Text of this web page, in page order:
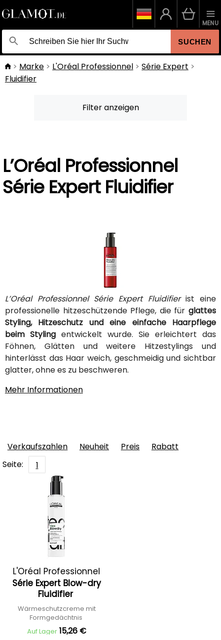
SUCHEN
MENU
Marke L'Oréal Professionnel
Série Expert
Fluidifier
Filter anzeigen
L’Oréal Professionnel
Série Expert Fluidifier
L’Oréal Professionnel Série Expert Fluidifierist eine
professionelle hitzeschützende Pflege, die für glattes
Styling, Hitzeschutz und eine einfache Haarpflege
beim Styling entwickelt wurde. Sie erleichtert das
Föhnen, Glätten und weitere Hitzestylings und
hinterlässt das Haar weich, geschmeidig und sichtbar
glatter, ohne es zu beschweren.
Mehr Informationen
Verkaufszahlen Neuheit Preis
Rabatt
Seite:
1
L'Oréal Professionnel
Série Expert Blow-dry
Fluidifier
Wärmeschutzcreme mit
Formgedächtnis
Auf Lager 15,26 €